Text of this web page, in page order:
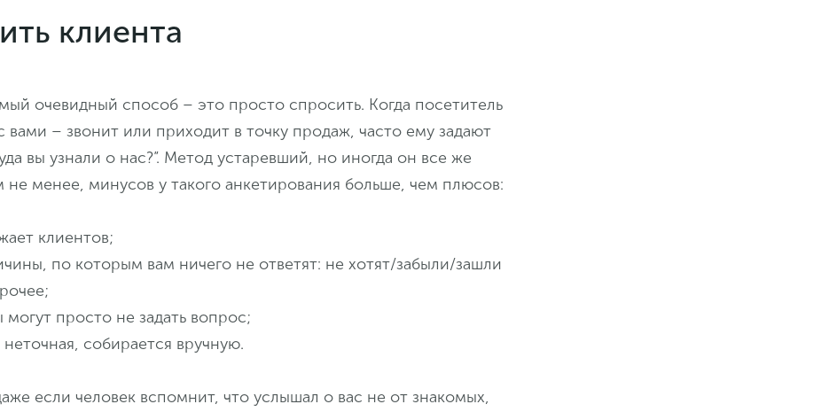
клиента
очевидный способ – это просто спросить. Когда посетитель
вами – звонит или приходит в точку продаж, часто ему задают
вы узнали о нас?”. Метод устаревший, но иногда он все же
не менее, минусов у такого анкетирования больше, чем плюсов:
клиентов;
по которым вам ничего не ответят: не хотят/забыли/зашли
просто не задать вопрос;
неточная, собирается вручную.
если человек вспомнит, что услышал о вас не от знакомых,